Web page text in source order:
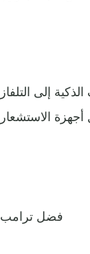
إلى التلفاز
فضل ترامب